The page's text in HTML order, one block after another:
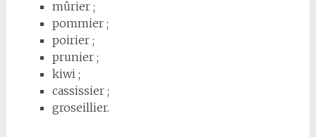
mûrier ;
pommier ;
poirier ;
prunier ;
kiwi ;
cassissier ;
groseillier.